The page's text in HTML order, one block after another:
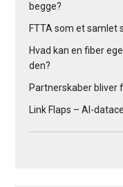
begge?
FTTA som et samlet
Hvad kan en fiber
den?
Partnerskaber bliver
Link Flaps – AI-